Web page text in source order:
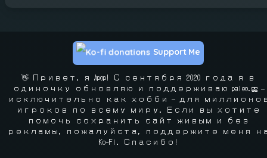
👋 Привет, я Apop! С сентября 2020 года я в
одиночку обновляю и поддерживаю paleo.gg —
исключительно как хобби — для
игроков по всему миру. Если вы хотите
помочь сохранить сайт живым и без
рекламы, пожалуйста, поддержите меня
Ko-Fi. Спасибо!
Support Me